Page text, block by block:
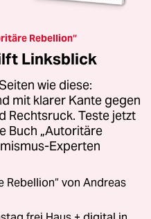
Rebellion“
Linksblick
wie diese:
mit klarer Kante gegen
Rechtsruck. Teste jetzt
Buch „Autoritäre
Experten
Rebellion“ von Andreas